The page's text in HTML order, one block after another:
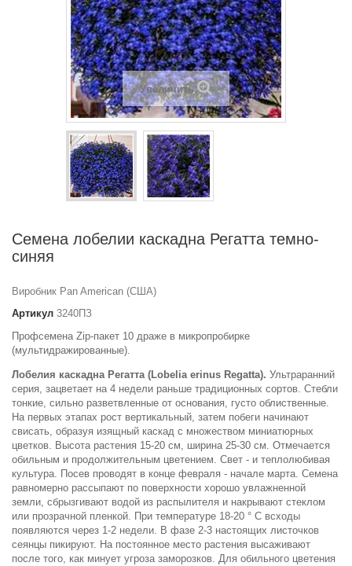
Увеличить
Семена лобелии каскадна Регатта темно-
синяя
Виробник Pan American (США)
Артикул 3240ПЗ
Профсемена Zip-пакет 10 драже в микропробирке
(мультидражированные).
Лобелия каскадна Регатта (Lobelia erinus Regatta). Ультраранний
серия, зацветает на 4 недели раньше традиционных сортов. Стебли
тонкие, сильно разветвленные от основания, густо облиственные.
На первых этапах рост вертикальный, затем побеги начинают
свисать, образуя изящный каскад с множеством миниатюрных
цветков. Высота растения 15-20 см, ширина 25-30 см. Отмечается
обильным и продолжительным цветением. Свет - и теплолюбивая
культура. Посев проводят в конце февраля - начале марта. Семена
равномерно рассыпают по поверхности хорошо увлажненной
земли, сбрызгивают водой из распылителя и накрывают стеклом
или прозрачной пленкой. При температуре 18-20 ° С всходы
появляются через 1-2 недели. В фазе 2-3 настоящих листочков
сеянцы пикируют. На постоянное место растения высаживают
после того, как минует угроза заморозков. Для обильного цветения